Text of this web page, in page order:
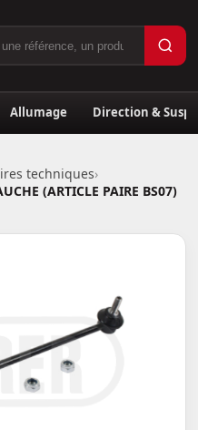
Allumage Direction &
techniques›
(ARTICLE PAIRE BS07)